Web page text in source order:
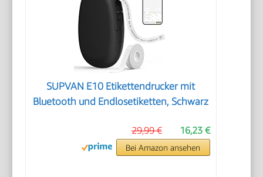
SUPVAN E10 Etikettendrucker mit
Bluetooth und Endlosetiketten, Schwarz
16,23 €
29,99 €
Bei Amazon ansehen